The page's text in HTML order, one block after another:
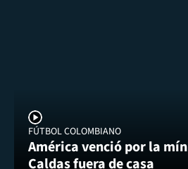
FÚTBOL COLOMBIANO
América venció por la
Caldas fuera de casa